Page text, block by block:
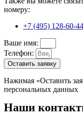
номеру:
+7 (495) 128-60-44
Ваше имя:
Телефон:
Оставить заявку
Нажимая «Оставить
персональных данных
Наши